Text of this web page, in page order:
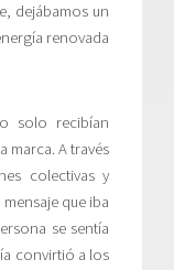
dejábamos un
renovada
solo recibían
marca. A través
colectivas y
que iba
se sentía
convirtió a los